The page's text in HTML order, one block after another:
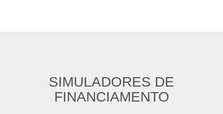
SIMULADORES DE
FINANCIAMENTO